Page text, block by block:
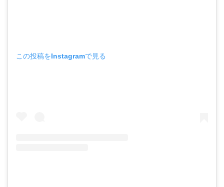
この投稿をInstagramで見る